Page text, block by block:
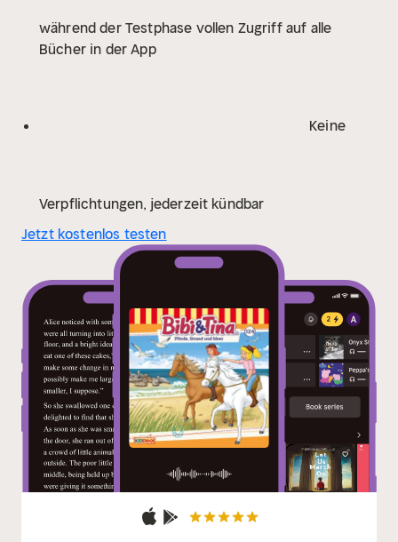
während der Testphase vollen Zugriff auf alle
Bücher in der App
Keine
Verpflichtungen, jederzeit kündbar
Jetzt kostenlos testen